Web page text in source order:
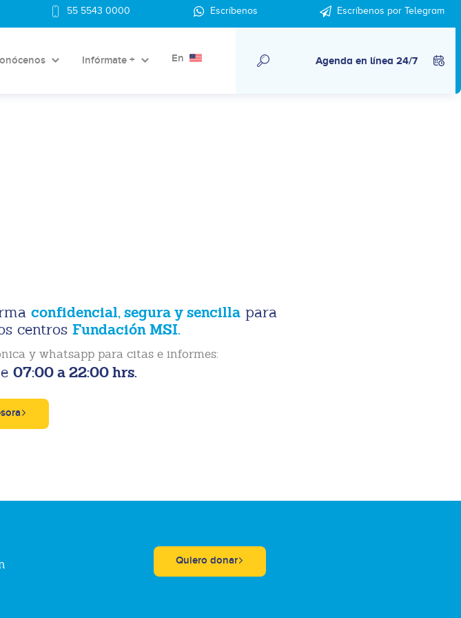
55 5543 0000 Escríbenos Escríbenos por Telegram
Infórmate + En Agenda en línea 24/7
confidencial, segura y sencillapara
centros Fundación MSI.
y whatsapp para citas e informes:
07:00 a 22:00 hrs.
Quiero donar